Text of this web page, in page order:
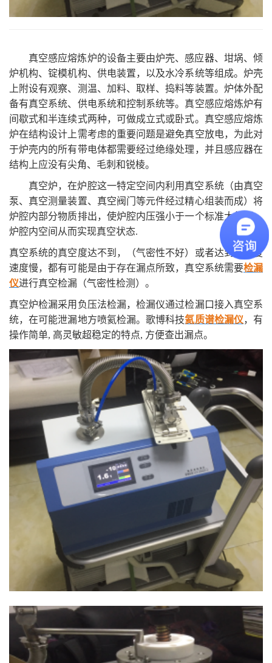
真空感应熔炼炉的设备主要由炉壳、感应器、坩埚、倾
炉机构、锭模机构、供电装置，以及水冷系统等组成。炉壳
上附设有观察、测温、加料、取样、捣料等装置。炉体外配
备有真空系统、供电系统和控制系统等。真空感应熔炼炉有
间歇式和半连续式两种，可做成立式或卧式。真空感应熔炼
炉在结构设计上需考虑的重要问题是避免真空放电，为此对
于炉壳内的所有带电体都需要经过绝缘处理，并且感应器在
结构上应没有尖角、毛刺和锐棱。
真空炉，在炉腔这一特定空间内利用真空系统（由真空
泵、真空测量装置、真空阀门等元件经过精心组装而成）将
炉腔内部分物质排出，使炉腔内压强小于一个标准大气压，
炉腔内空间从而实现真空状态.
真空系统的真空度达不到，（气密性不好）或者达到真空度
速度慢，都有可能是由于存在漏点所致，真空系统需要检漏
仪进行真空检漏（气密性检测）。
真空炉检漏采用负压法检漏，检漏仪通过检漏口接入真空系
统，在可能泄漏地方喷氦检漏。歌博科技氦质谱检漏仪，有
操作简单, 高灵敏超稳定的特点, 方便查出漏点。